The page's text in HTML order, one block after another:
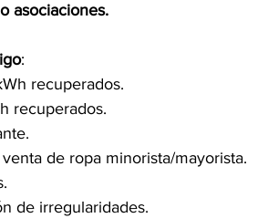
asociaciones.
:
recuperados.
recuperados.
de ropa minorista/mayorista.
de irregularidades.